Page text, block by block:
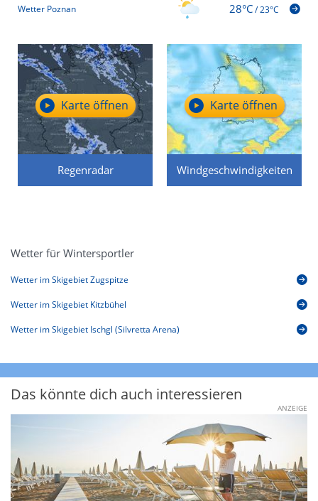
Wetter Poznan 28°C/23°C
Regenradar
Karte öffnen
Windgeschwindigkeiten
Karte öffnen
Wetter für Wintersportler
Wetter im Skigebiet Zugspitze
Wetter im Skigebiet Kitzbühel
Wetter im Skigebiet Ischgl (Silvretta Arena)
Das könnte dich auch interessieren
ANZEIGE